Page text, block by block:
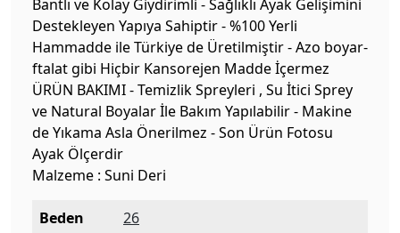
Bantlı ve Kolay Giydirimli - Sağlıklı Ayak Gelişimini
Destekleyen Yapıya Sahiptir - %100 Yerli
Hammadde ile Türkiye de Üretilmiştir - Azo boyar-
ftalat gibi Hiçbir Kansorejen Madde İçermez
ÜRÜN BAKIMI - Temizlik Spreyleri , Su İtici Sprey
ve Natural Boyalar İle Bakım Yapılabilir - Makine
de Yıkama Asla Önerilmez - Son Ürün Fotosu
Ayak Ölçerdir
Malzeme : Suni Deri
Beden
26